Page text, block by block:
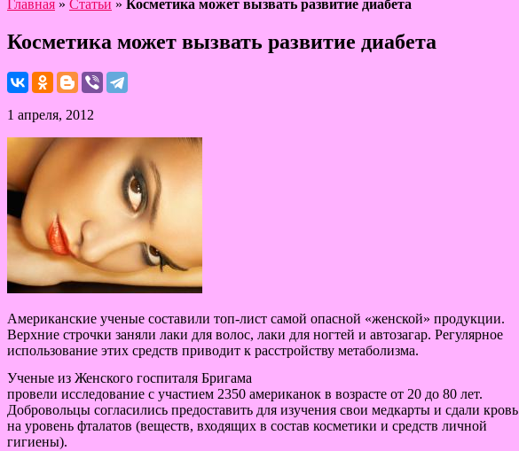
Главная » Статьи » Косметика может вызвать развитие диабета
Косметика может вызвать развитие диабета
1 апреля, 2012
Американские ученые составили топ-лист самой опасной «женской» продукции.
Верхние строчки заняли лаки для волос, лаки для ногтей и автозагар. Регулярное
использование этих средств приводит к расстройству метаболизма.
Ученые из Женского госпиталя Бригама
провели исследование с участием 2350 американок в возрасте от 20 до 80 лет.
Добровольцы согласились предоставить для изучения свои медкарты и сдали кровь
на уровень фталатов (веществ, входящих в состав косметики и средств личной
гигиены).